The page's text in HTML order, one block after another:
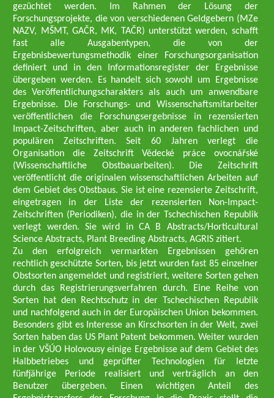
gezüchtet werden. Im Rahmen der Lösung der
Forschungsprojekte, die von verschiedenen Geldgebern (MZe
NAZV, MŠMT, GAČR, MK, TAČR) unterstützt werden, schafft
fast alle Ausgabentypen, die von der
Ergebnisbewertungsmethodik einer Forschungsorganisation
definiert und in den Informationsregister der Ergebnisse
übergeben werden. Es handelt sich sowohl um Ergebnisse
des Veröffentlichungscharakters als auch um anwendbare
Ergebnisse. Die Forschungs- und Wissenschaftsmitarbeiter
veröffentlichen die Forschungsergebnisse in rezensierten
Impact-Zeitschriften, aber auch in anderen fachlichen und
populären Zeitschriften. Seit 60 Jahren verlegt die
Organisation die Zeitschrift Vědecké práce ovocnářské
(Wissenschaftliche Obstbauarbeiten). Die Zeitschrift
veröffentlicht die originalen wissenschaftlichen Arbeiten auf
dem Gebiet des Obstbaus. Sie ist eine rezensierte Zeitschrift,
eingetragen in der Liste der rezensierten Non-Impact-
Zeitschriften (Periodiken), die in der Tschechischen Republik
verlegt werden. Sie wird in CA B Abstracts/Horticultural
Science Abstracts, Plant Breeding Abstracts, AGRIS zitiert.
Zu den erfolgreich vermarkten Ergebnissen gehören
rechtlich geschützte Sorten, bis jetzt wurden fast 85 einzelner
Obstsorten angemeldet und registriert, weitere Sorten gehen
durch das Registrierungsverfahren durch. Eine Reihe von
Sorten hat den Rechtschutz in der Tschechischen Republik
und nachfolgend auch in der Europäischen Union bekommen.
Besonders gibt es Interesse an Kirschsorten in der Welt, zwei
Sorten haben das US Plant Patent bekommen. Weiter wurden
in der VŠÚO Holovousy einige Ergebnisse auf dem Gebiet des
Halbbetriebes und geprüfter Technologien für letzte
fünfjährige Periode realisiert und verträglich an den
Benutzer übergeben. Einen wichtigen Anteil des